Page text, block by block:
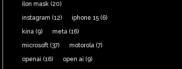
ilon mask (20)
instagram (12) iphone 15 (6)
kina (9) meta (16)
microsoft (37) motorola (7)
openai (16) open ai (9)